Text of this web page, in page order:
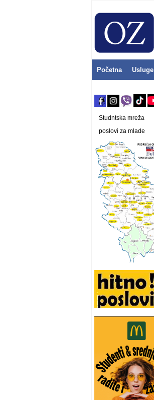
Početna Usluge
Studntska mreža
poslovi za mlade